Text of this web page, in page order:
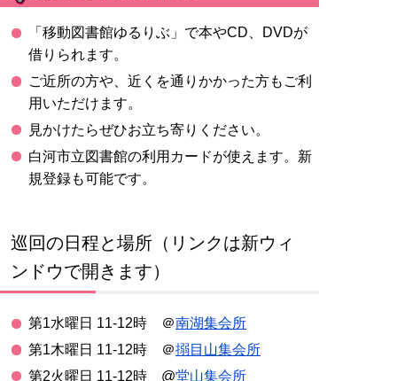
「移動図書館ゆるりぶ」で本やCD、DVDが
借りられます。
ご近所の方や、近くを通りかかった方もご利
用いただけます。
見かけたらぜひお立ち寄りください。
白河市立図書館の利用カードが使えます。新
規登録も可能です。
巡回の日程と場所（リンクは新ウィ
ンドウで開きます）
第1水曜日 11-12時 ＠南湖集会所
第1木曜日 11-12時 ＠搦目山集会所
第2火曜日 11-12時 @堂山集会所